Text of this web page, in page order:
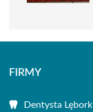
FIRMY
Dentysta Lębork